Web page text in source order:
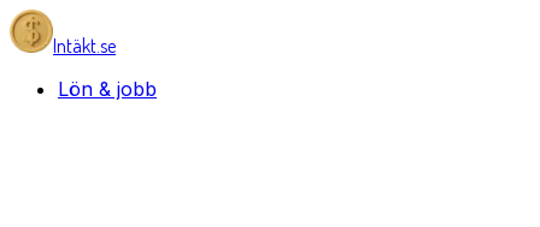
Intäkt.se
Lön & jobb